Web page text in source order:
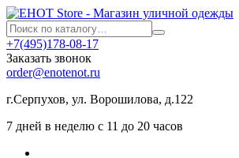
+7(495)178-08-17
Заказать звонок
order@enotenot.ru
г.Серпухов, ул. Ворошилова, д.122
7 дней в неделю с 11 до 20 часов